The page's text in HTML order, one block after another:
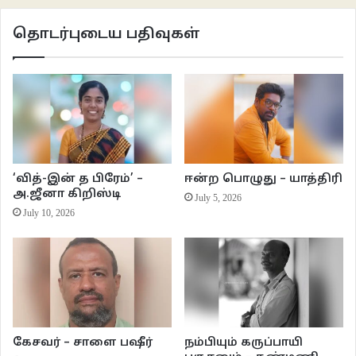
இவன் மனைவியிடம் ஒன்றுமே தெரியாததுபோல் கேட்டான்.
“யார் அது? ரொம்ப நேரம் கொஞ்சிக் குலவிக்கிட்டிருந்த?”
இவன் மனைவி இவனைவியப்புடன் பார்த்து பின்பு சிரித்துக்கொண்டே பதில்
சொன்னாள்.
“ஒங்களுக்கு அவுங்கள தெரியும்ன்னுல்ல நெனச்சேன். எங்க சொந்தம்தான். பேரு
லச்சுமி. நம்ம கல்யாணத்துக்கு அவங்களால வர முடியல. அதான் சாயந்திரம்
செல்வம்ன்னு ஒருத்தர் இருக்கார்ல அவங்களுக்கும் சொந்தக்காரங்கதான்.“ –
என்று விட்டு கூடுதலாக இன்னொரு தகவலையும் சொன்னாள்
“நீங்க வந்து என்னப் பொண்ணுப் பாத்துட்டுப் போனதும் எங்கிட்ட வந்து
பேசிக்கிட்டுருந்தாங்க. உஙகள நீங்க படிச்சிக்கிட்டு இருக்கும் போதே
பார்த்திருக்காங்களாம். அப்பா அம்மா கூட உங்களப் பத்தி விசாரிச்சாங்க.
தொடர்புடைய பதிவுகள்
‘வித்-இன் த பிரேம்’ –
அ.ஜீனா கிறிஸ்டி
July 10, 2026
ஈன்ற பொழுது – யாத்திரி
July 5, 2026
கேசவர் – சாளை பஷீர்
நம்பியும் கருப்பாயி